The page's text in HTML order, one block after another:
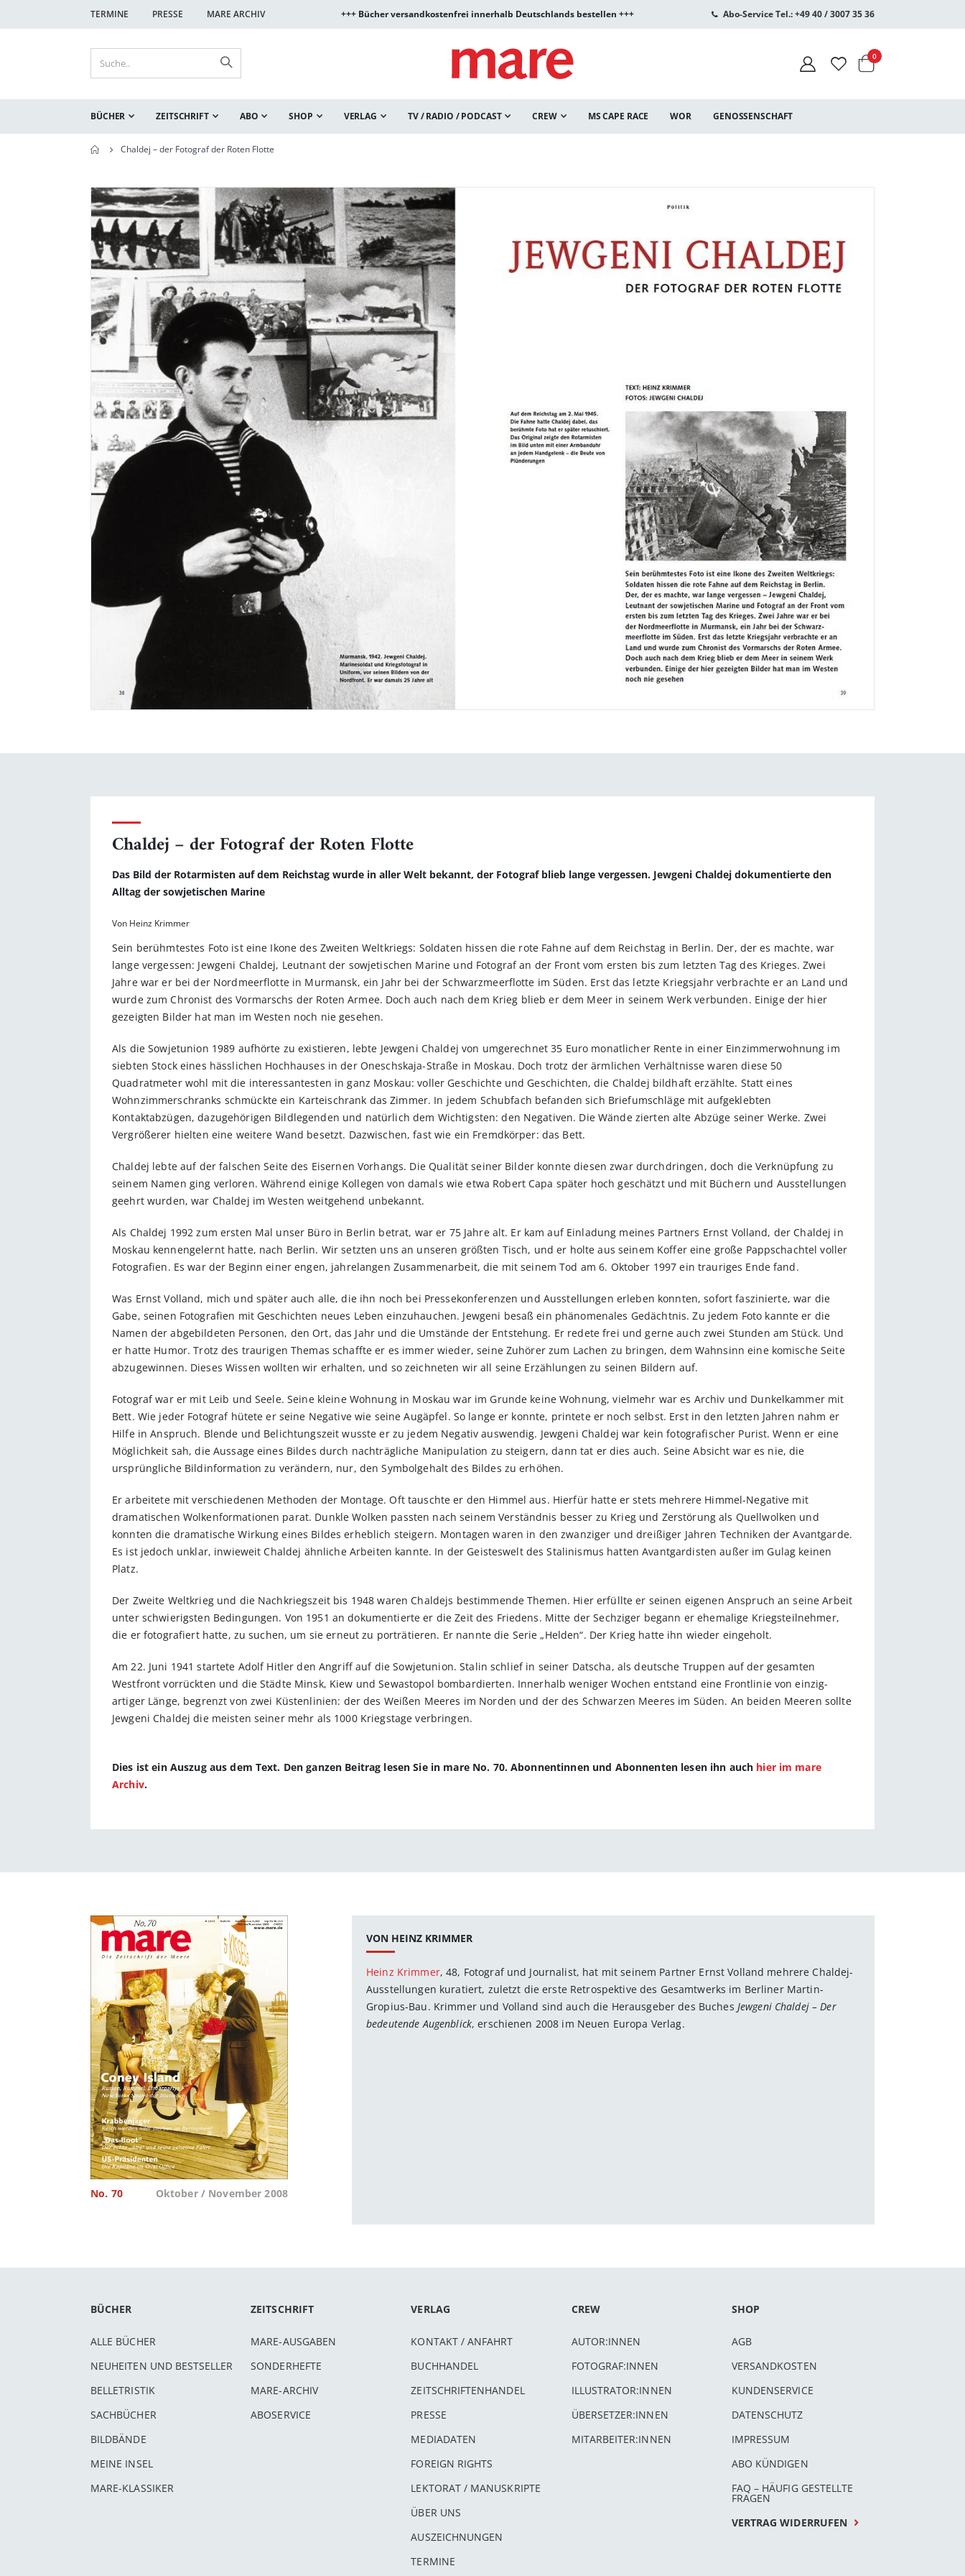
TERMINE PRESSE MARE ARCHIV +++ Bücher versandkostenfrei innerhalb Deutschlands bestellen +++ Abo-Service Tel.: +49 40 / 3007 35 36
Warenkorb
0Artikel
BÜCHER ZEITSCHRIFT ABO SHOP VERLAG TV / RADIO / PODCAST CREW MS CAPE RACE WOR GENOSSENSCHAFT
Chaldej – der Fotograf der Roten Flotte
Zum
Ende
der
Bildgalerie
springen
Zum
Anfang
der
Bildgalerie
springen
Chaldej – der Fotograf der Roten Flotte
Das Bild der Rotarmisten auf dem Reichstag wurde in aller Welt bekannt, der Fotograf blieb lange vergessen. Jewgeni Chaldej dokumentierte den
Alltag der sowjetischen Marine
Von Heinz Krimmer
Sein berühmtestes Foto ist eine Ikone des Zweiten Weltkriegs: Soldaten hissen die rote Fahne auf dem Reichstag in Berlin. Der, der es machte, war
lange vergessen: Jewgeni Chaldej, Leutnant der sowjetischen Marine und Fotograf an der Front vom ersten bis zum letzten Tag des Krieges. Zwei
Jahre war er bei der Nordmeerflotte in Murmansk, ein Jahr bei der Schwarzmeerflotte im Süden. Erst das letzte Kriegsjahr verbrachte er an Land und
wurde zum Chronist des Vormarschs der Roten Armee. Doch auch nach dem Krieg blieb er dem Meer in seinem Werk verbunden. Einige der hier
gezeigten Bilder hat man im Westen noch nie gesehen.
Als die Sowjetunion 1989 aufhörte zu existieren, lebte Jewgeni Chaldej von umgerechnet 35 Euro monatlicher Rente in einer Einzimmerwohnung im
siebten Stock eines hässlichen Hochhauses in der Oneschskaja-Straße in Moskau. Doch trotz der ärmlichen Verhältnisse waren diese 50
Quadratmeter wohl mit die interessantesten in ganz Moskau: voller Geschichte und Geschichten, die Chaldej bildhaft erzählte. Statt eines
Wohnzimmerschranks schmückte ein Karteischrank das Zimmer. In jedem Schubfach befanden sich Briefumschläge mit aufgeklebten
Kontaktabzügen, dazugehörigen Bildlegenden und natürlich dem Wichtigsten: den Negativen. Die Wände zierten alte Abzüge seiner Werke. Zwei
Vergrößerer hielten eine weitere Wand besetzt. Dazwischen, fast wie ein Fremdkörper: das Bett.
Chaldej lebte auf der falschen Seite des Eisernen Vorhangs. Die Qualität seiner Bilder konnte diesen zwar durchdringen, doch die Verknüpfung zu
seinem Namen ging verloren. Während einige Kollegen von damals wie etwa Robert Capa später hoch geschätzt und mit Büchern und Ausstellungen
geehrt wurden, war Chaldej im Westen weitgehend unbekannt.
Als Chaldej 1992 zum ersten Mal unser Büro in Berlin betrat, war er 75 Jahre alt. Er kam auf Einladung meines Partners Ernst Volland, der Chaldej in
Moskau kennengelernt hatte, nach Berlin. Wir setzten uns an unseren größten Tisch, und er holte aus seinem Koffer eine große Pappschachtel voller
Fotografien. Es war der Beginn einer engen, jahrelangen Zusammenarbeit, die mit seinem Tod am 6. Oktober 1997 ein trauriges Ende fand.
Was Ernst Volland, mich und später auch alle, die ihn noch bei Pressekonferenzen und Ausstellungen erleben konnten, sofort faszinierte, war die
Gabe, seinen Fotografien mit Geschichten neues Leben einzuhauchen. Jewgeni besaß ein phänomenales Gedächtnis. Zu jedem Foto kannte er die
Namen der abgebildeten Personen, den Ort, das Jahr und die Umstände der Entstehung. Er redete frei und gerne auch zwei Stunden am Stück. Und
er hatte Humor. Trotz des traurigen Themas schaffte er es immer wieder, seine Zuhörer zum Lachen zu bringen, dem Wahnsinn eine komische Seite
abzugewinnen. Dieses Wissen wollten wir erhalten, und so zeichneten wir all seine Erzählungen zu seinen Bildern auf.
Fotograf war er mit Leib und Seele. Seine kleine Wohnung in Moskau war im Grunde keine Wohnung, vielmehr war es Archiv und Dunkelkammer mit
Bett. Wie jeder Fotograf hütete er seine Negative wie seine Augäpfel. So lange er konnte, printete er noch selbst. Erst in den letzten Jahren nahm er
Hilfe in Anspruch. Blende und Belichtungszeit wusste er zu jedem Negativ auswendig. Jewgeni Chaldej war kein fotografischer Purist. Wenn er eine
Möglichkeit sah, die Aussage eines Bildes durch nachträgliche Manipulation zu steigern, dann tat er dies auch. Seine Absicht war es nie, die
ursprüngliche Bildinformation zu verändern, nur, den Symbolgehalt des Bildes zu erhöhen.
Er arbeitete mit verschiedenen Methoden der Montage. Oft tauschte er den Himmel aus. Hierfür hatte er stets mehrere Himmel-Negative mit
dramatischen Wolkenformationen parat. Dunkle Wolken passten nach seinem Verständnis besser zu Krieg und Zerstörung als Quellwolken und
konnten die dramatische Wirkung eines Bildes erheblich steigern. Montagen waren in den zwanziger und dreißiger Jahren Techniken der Avantgarde.
Es ist jedoch unklar, inwieweit Chaldej ähnliche Arbeiten kannte. In der Geisteswelt des Stalinismus hatten Avantgardisten außer im Gulag keinen
Platz.
Der Zweite Weltkrieg und die Nachkriegszeit bis 1948 waren Chaldejs bestimmende Themen. Hier erfüllte er seinen eigenen Anspruch an seine Arbeit
unter schwierigsten Bedingungen. Von 1951 an dokumentierte er die Zeit des Friedens. Mitte der Sechziger begann er ehemalige Kriegsteilnehmer,
die er fotografiert hatte, zu suchen, um sie erneut zu porträtieren. Er nannte die Serie „Helden“. Der Krieg hatte ihn wieder eingeholt.
Am 22. Juni 1941 startete Adolf Hitler den Angriff auf die Sowjetunion. Stalin schlief in seiner Datscha, als deutsche Truppen auf der gesamten
Westfront vorrückten und die Städte Minsk, Kiew und Sewastopol bombardierten. Innerhalb weniger Wochen entstand eine Frontlinie von einzig-
artiger Länge, begrenzt von zwei Küstenlinien: der des Weißen Meeres im Norden und der des Schwarzen Meeres im Süden. An beiden Meeren sollte
Jewgeni Chaldej die meisten seiner mehr als 1000 Kriegstage verbringen.
Dies ist ein Auszug aus dem Text. Den ganzen Beitrag lesen Sie in mare No. 70. Abonnentinnen und Abonnenten lesen ihn auch hier im mare
Archiv.
No. 70 Oktober / November 2008
VON HEINZ KRIMMER
Heinz Krimmer, 48, Fotograf und Journalist, hat mit seinem Partner Ernst Volland mehrere Chaldej-
Ausstellungen kuratiert, zuletzt die erste Retrospektive des Gesamtwerks im Berliner Martin-
Gropius-Bau. Krimmer und Volland sind auch die Herausgeber des Buches Jewgeni Chaldej – Der
bedeutende Augenblick, erschienen 2008 im Neuen Europa Verlag.
BÜCHER
ALLE BÜCHER
NEUHEITEN UND BESTSELLER
BELLETRISTIK
SACHBÜCHER
BILDBÄNDE
MEINE INSEL
MARE-KLASSIKER
ZEITSCHRIFT
MARE-AUSGABEN
SONDERHEFTE
MARE-ARCHIV
ABOSERVICE
VERLAG
KONTAKT / ANFAHRT
BUCHHANDEL
ZEITSCHRIFTENHANDEL
PRESSE
MEDIADATEN
FOREIGN RIGHTS
LEKTORAT / MANUSKRIPTE
ÜBER UNS
AUSZEICHNUNGEN
TERMINE
CREW
AUTOR:INNEN
FOTOGRAF:INNEN
ILLUSTRATOR:INNEN
ÜBERSETZER:INNEN
MITARBEITER:INNEN
SHOP
AGB
VERSANDKOSTEN
KUNDENSERVICE
DATENSCHUTZ
IMPRESSUM
ABO KÜNDIGEN
FAQ – HÄUFIG GESTELLTE
FRAGEN
VERTRAG WIDERRUFEN